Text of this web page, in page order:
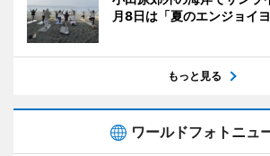
月8日は「夏のエンジョイヨ
もっと見る
ワールドフォトニュ